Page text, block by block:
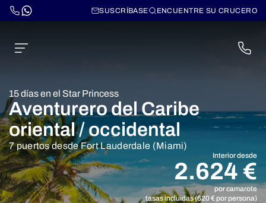
SUSCRÍBASE ENCUENTRE SU CRUCERO
15 días en el Star Princess
Aventurero del Caribe
oriental / occidental
7 puertos desde Fort Lauderdale (Miami)
Interior desde
2.624 €
por camarote
tasas incluidas (620 € por persona)